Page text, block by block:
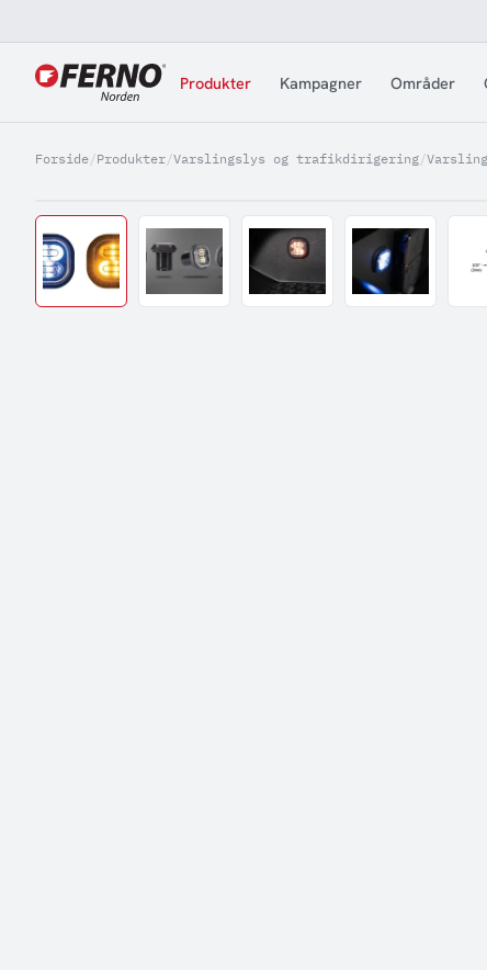
Jump to content
Produkter Kampagner Områder
Forside/Produkter/Varslingslys og trafikdirigering/